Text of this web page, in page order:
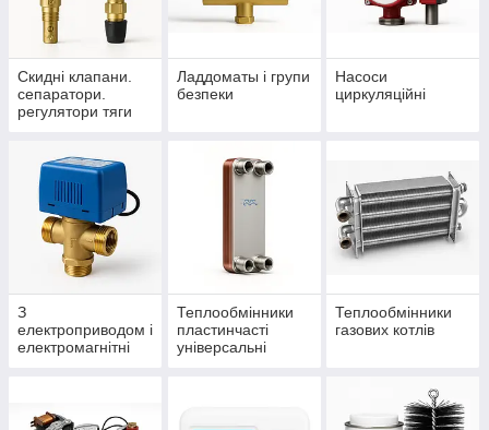
Скидні клапани.
сепаратори.
регулятори тяги
Ладдоматы і групи
безпеки
Насоси
циркуляційні
З
електроприводом і
електромагнітні
Теплообмінники
пластинчасті
універсальні
Теплообмінники
газових котлів